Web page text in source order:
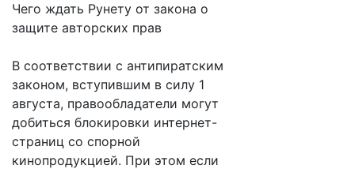
Чего ждать Рунету от закона о
защите авторских прав
В соответствии с антипиратским
законом, вступившим в силу 1
августа, правообладатели могут
добиться блокировки интернет-
страниц со спорной
кинопродукцией. При этом если